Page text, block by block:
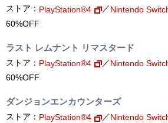
ストア： PlayStation®4 ／Nintendo
60%OFF
ラスト レムナント リマスタード
ストア： PlayStation®4 ／Nintendo
60%OFF
ダンジョンエンカウンターズ
ストア： PlayStation®4 ／Nintendo